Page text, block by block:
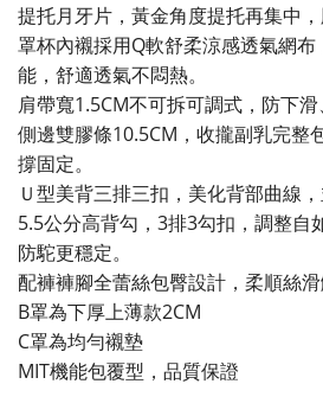
提托月牙片，黃金角度提托再集中，
罩杯內襯採用Q軟舒柔涼感透氣網
能，舒適透氣不悶熱。
肩帶寬1.5CM不可拆可調式，防下滑
側邊雙膠條10.5CM，收攏副乳完整
撐固定。
Ｕ型美背三排三扣，美化背部曲線，
5.5公分高背勾，3排3勾扣，調整自
防駝更穩定。
配褲褲腳全蕾絲包臀設計，柔順絲滑
B罩為下厚上薄款2CM
C罩為均勻襯墊
MIT機能包覆型，品質保證